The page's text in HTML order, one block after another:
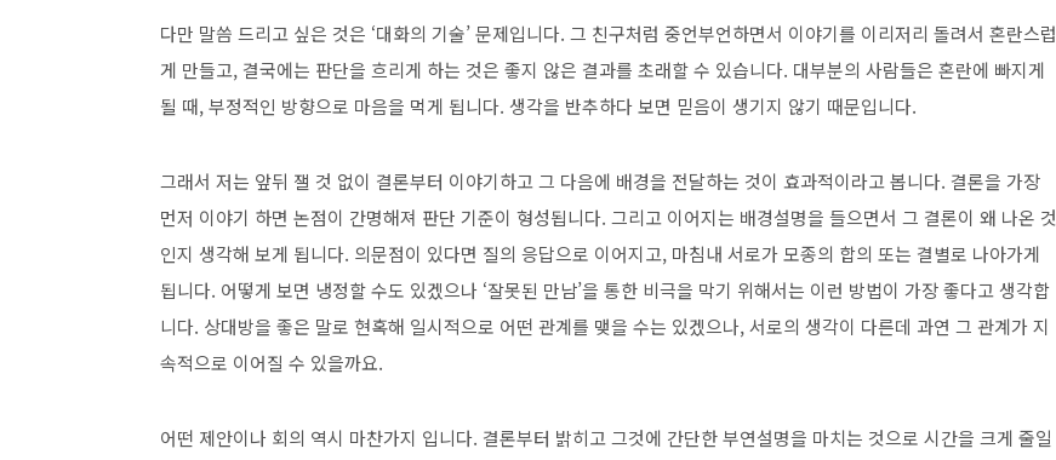
다만 말씀 드리고 싶은 것은 ‘대화의 기술’ 문제입니다. 그 친구처럼 중언부언하면서 이야기를 이리저리 돌려서 혼란스럽
게 만들고, 결국에는 판단을 흐리게 하는 것은 좋지 않은 결과를 초래할 수 있습니다. 대부분의 사람들은 혼란에 빠지게
될 때, 부정적인 방향으로 마음을 먹게 됩니다. 생각을 반추하다 보면 믿음이 생기지 않기 때문입니다.
그래서 저는 앞뒤 잴 것 없이 결론부터 이야기하고 그 다음에 배경을 전달하는 것이 효과적이라고 봅니다. 결론을 가장
먼저 이야기 하면 논점이 간명해져 판단 기준이 형성됩니다. 그리고 이어지는 배경설명을 들으면서 그 결론이 왜 나온 것
인지 생각해 보게 됩니다. 의문점이 있다면 질의 응답으로 이어지고, 마침내 서로가 모종의 합의 또는 결별로 나아가게
됩니다. 어떻게 보면 냉정할 수도 있겠으나 ‘잘못된 만남’을 통한 비극을 막기 위해서는 이런 방법이 가장 좋다고 생각합
니다. 상대방을 좋은 말로 현혹해 일시적으로 어떤 관계를 맺을 수는 있겠으나, 서로의 생각이 다른데 과연 그 관계가 지
속적으로 이어질 수 있을까요.
어떤 제안이나 회의 역시 마찬가지 입니다. 결론부터 밝히고 그것에 간단한 부연설명을 마치는 것으로 시간을 크게 줄일